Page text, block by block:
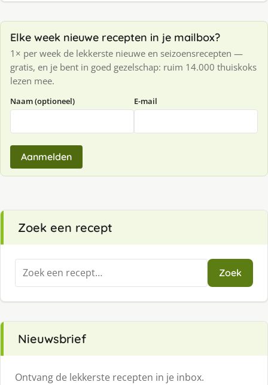
Elke week nieuwe recepten in je mailbox?
1× per week de lekkerste nieuwe en seizoensrecepten —
gratis, en je bent in goed gezelschap: ruim 14.000 thuiskoks
lezen mee.
Naam (optioneel) E-mail
Aanmelden
Zoek een recept
Zoeken
naar:
Zoek
Nieuwsbrief
Ontvang de lekkerste recepten in je inbox.